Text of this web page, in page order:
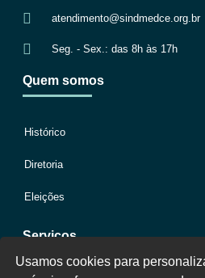
atendimento@sindmedce.org.br
Seg. - Sex.: das 8h às 17h
Quem somos
Histórico
Diretoria
Eleições
Serviços
Usamos cookies para